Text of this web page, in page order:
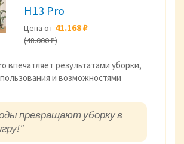
H13 Pro
Цена от 41.168 ₽
(48.000 ₽)
впечатляет результатами уборки,
и возможностями
превращают уборку в